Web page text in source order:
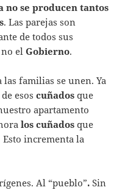
no se producen tantos
. Las parejas son
de todos sus
el Gobierno.
familias se unen. Ya
de esoscuñados que
apartamento
los cuñados que
Esto incrementa la
Al “pueblo”. Sin